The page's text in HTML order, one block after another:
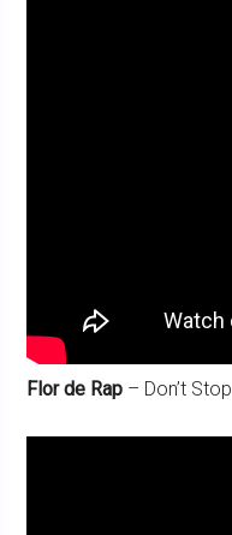
Flor de Rap – Don’t Stop